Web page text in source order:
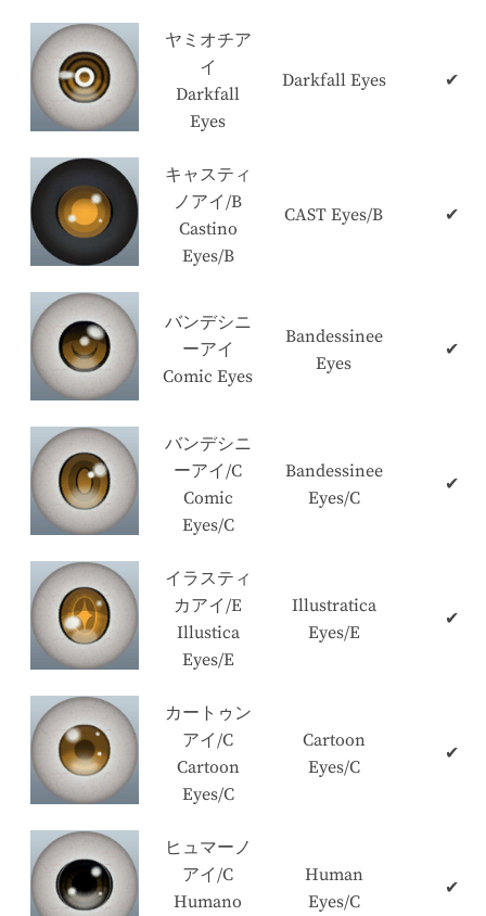
ヤミオチア
イ
Darkfall
Eyes
Darkfall Eyes ✔
キャスティ
ノアイ/B
Castino
Eyes/B
CAST Eyes/B ✔
バンデシニ
ーアイ
Comic Eyes
Bandessinee
Eyes
✔
バンデシニ
ーアイ/C
Comic
Eyes/C
Bandessinee
Eyes/C
✔
イラスティ
カアイ/E
Illustica
Eyes/E
Illustratica
Eyes/E
✔
カートゥン
アイ/C
Cartoon
Eyes/C
Cartoon
Eyes/C
✔
ヒュマーノ
アイ/C
Humano
Human
Eyes/C
✔